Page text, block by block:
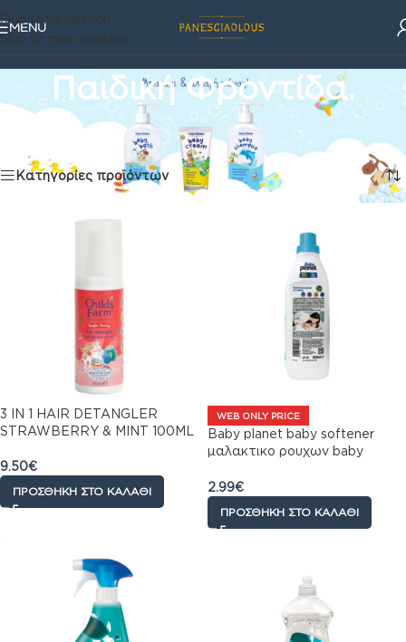
Skip to navigation
Skip to main content
MENU
Παιδική Φροντίδα.
Φροντίδα
Παιδική Φροντίδα.
Βλέπετε 1–16 από 48 αποτελέσματα
Κατηγορίες προϊόντων
3 IN 1 HAIR DETANGLER
STRAWBERRY & MINT 100ML
9.50€
ΠΡΟΣΘΉΚΗ ΣΤΟ ΚΑΛΆΘΙ
WEB ONLY PRICE
Baby planet baby softener
μαλακτικο ρουχων baby
2.99€
ΠΡΟΣΘΉΚΗ ΣΤΟ ΚΑΛΆΘΙ